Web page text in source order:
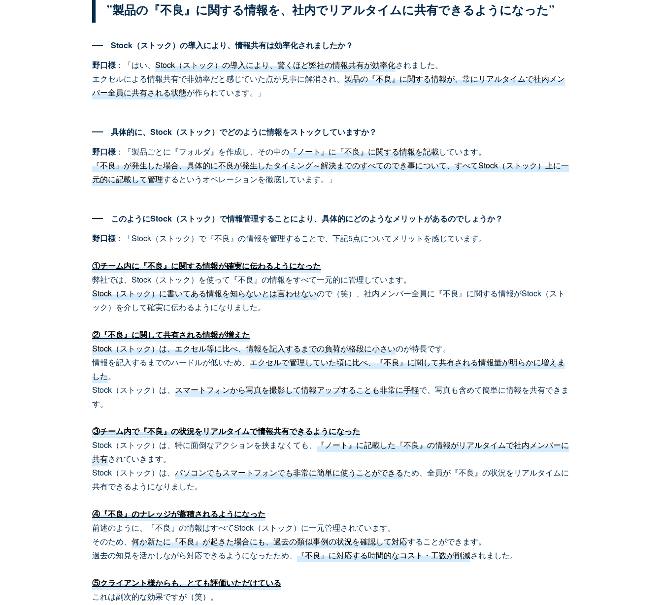
”製品の『不良』に関する情報を、社内でリアルタイムに共有できるようになった”
Stock（ストック）の導入により、情報共有は効率化されましたか？
野口様 ：「はい、 Stock（ストック）の導入により、驚くほど弊社の情報共有が効率化されました。
エクセルによる情報共有で非効率だと感じていた点が見事に解消され、 製品の『不良』に関する情報が、常にリアルタイムで社内メン
バー全員に共有される状態が作られています。」
具体的に、Stock（ストック）でどのように情報をストックしていますか？
野口様 ：「製品ごとに『フォルダ』を作成し、その中の『ノート』に『不良』に関する情報を記載しています。
『不良』が発生した場合、具体的に不良が発生したタイミング～解決までのすべてのでき事について、すべてStock（ストック）上に一
元的に記載して管理するというオペレーションを徹底しています。」
このようにStock（ストック）で情報管理することにより、具体的にどのようなメリットがあるのでしょうか？
野口様 ：「Stock（ストック）で『不良』の情報を管理することで、下記5点についてメリットを感じています。
①チーム内に『不良』に関する情報が確実に伝わるようになった
弊社では、Stock（ストック）を使って『不良』の情報をすべて一元的に管理しています。
Stock（ストック）に書いてある情報を知らないとは言わせないので（笑）、社内メンバー全員に『不良』に関する情報がStock（スト
ック）を介して確実に伝わるようになりました。
②『不良』に関して共有される情報が増えた
Stock（ストック）は、エクセル等に比べ、情報を記入するまでの負荷が格段に小さいのが特長です。
情報を記入するまでのハードルが低いため、 エクセルで管理していた頃に比べ、『不良』に関して共有される情報量が明らかに増えま
した。
Stock（ストック）は、 スマートフォンから写真を撮影して情報アップすることも非常に手軽で、写真も含めて簡単に情報を共有できま
す。
③チーム内で『不良』の状況をリアルタイムで情報共有できるようになった
Stock（ストック）は、特に面倒なアクションを挟まなくても、 『ノート』に記載した『不良』の情報がリアルタイムで社内メンバーに
共有されていきます。
Stock（ストック）は、 パソコンでもスマートフォンでも非常に簡単に使うことができるため、全員が『不良』の状況をリアルタイムに
共有できるようになりました。
④『不良』のナレッジが蓄積されるようになった
前述のように、『不良』の情報はすべてStock（ストック）に一元管理されています。
そのため、 何か新たに『不良』が起きた場合にも、過去の類似事例の状況を確認して対応することができます。
過去の知見を活かしながら対応できるようになったため、 『不良』に対応する時間的なコスト・工数が削減されました。
⑤クライアント様からも、とても評価いただけている
これは副次的な効果ですが（笑）。